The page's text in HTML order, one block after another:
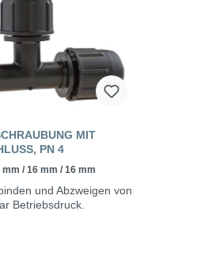
MIT
PN 4
mm / 16 mm / 16 mm
und Abzweigen von
Betriebsdruck.